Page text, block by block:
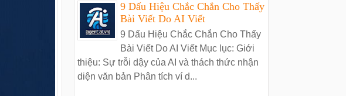
9 Dấu Hiệu Chắc Chắn Cho Thấy
Bài Viết Do AI Viết
9 Dấu Hiệu Chắc Chắn Cho Thấy
Bài Viết Do AI Viết Mục lục: Giới
thiệu: Sự trỗi dậy của AI và thách thức nhận
diện văn bản Phân tích ví d...